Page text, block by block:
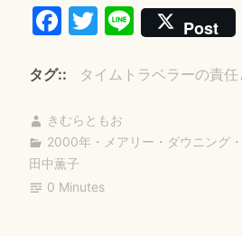
Fa
bo
ok
T
tte
r
Li
ne
Post
タグ: タイムトラベラーの責任
きむらともお
2000年 ・ メアリー・ダウニング
田中薫子
0 Minutes